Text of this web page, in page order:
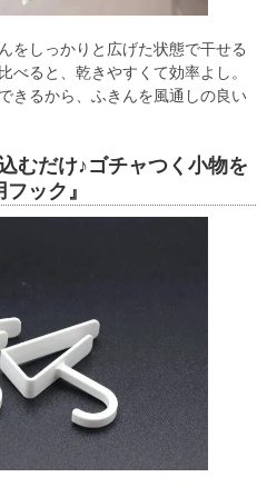
をしっかりと広げた状態で干せる
べると、乾きやすくて効率よし。
きるから、ふきんを風通しの良い
むだけ♪ゴチャつく小物を
ック』